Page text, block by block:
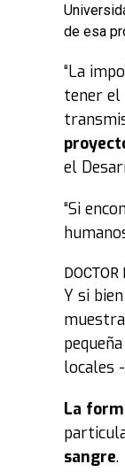
de esa
“La
tener el
el
“Si
DOCTOR
Y si
locales
La
sangre.